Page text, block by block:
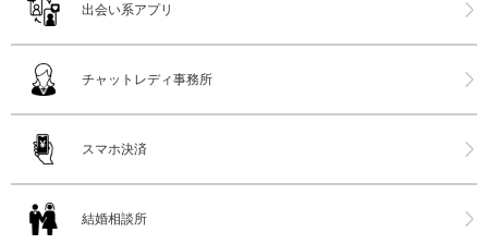
出会い系アプリ
チャットレディ事務所
スマホ決済
結婚相談所